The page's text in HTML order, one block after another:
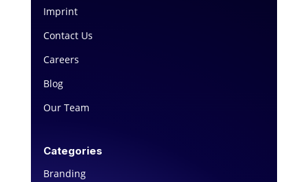
Imprint
Contact Us
Careers
Blog
Our Team
Categories
Branding